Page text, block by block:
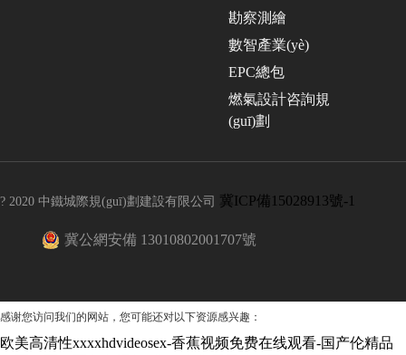
勘察測繪
數智產業(yè)
EPC總包
燃氣設計咨詢規
(guī)劃
? 2020 中鐵城際規(guī)劃建設有限公司 冀ICP備15028913號-1
冀公網安備 13010802001707號
感谢您访问我们的网站，您可能还对以下资源感兴趣：
欧美高清性xxxxhdvideosex-香蕉视频免费在线观看-国产伦精品